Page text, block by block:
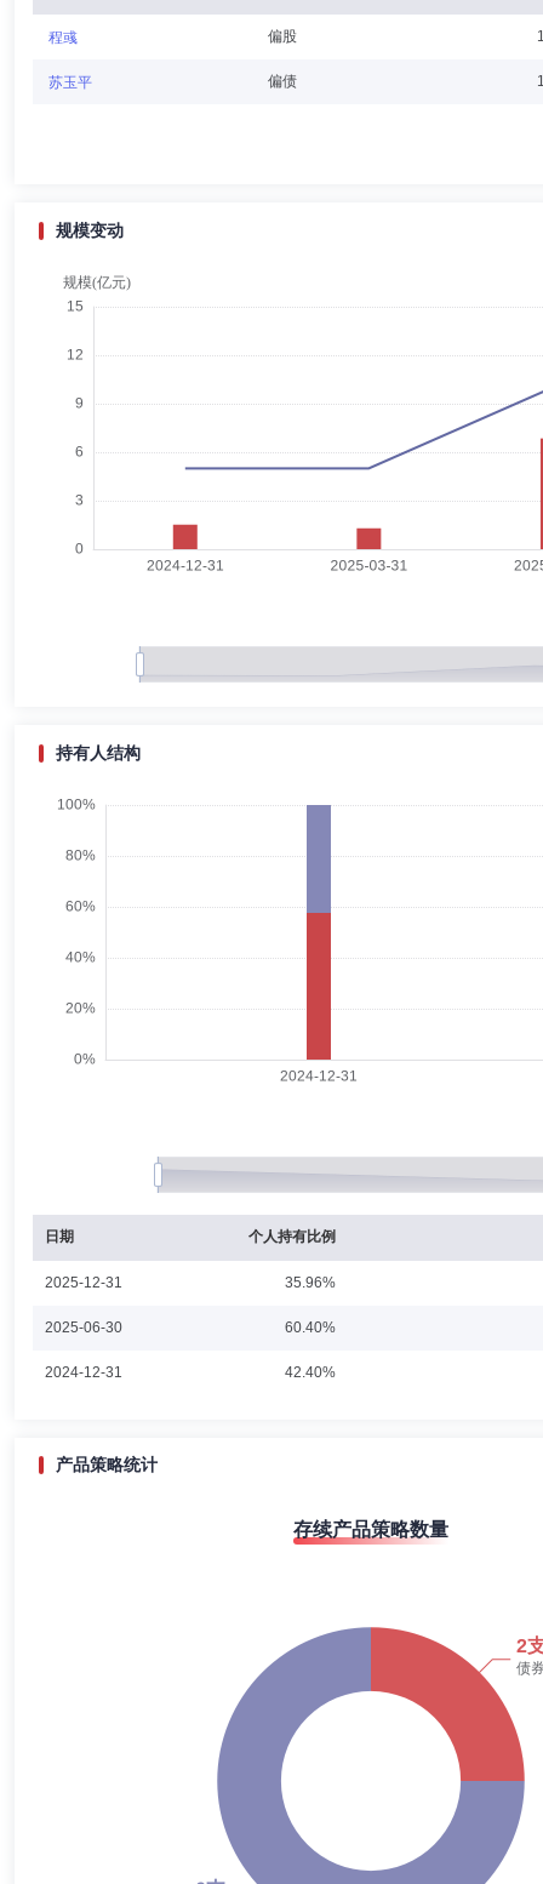
郑宇尘 董事,总经理（总裁）,投资决策委员会成员 学历
林晨先生：独立董事，现任香港大学宝光基金教授席(金融学)教授、金
美国佛罗里达大学的工商管理硕士学位、经济学硕士学位及博士学位。
任职日期：2023-09-13
谢红兵先生：监事，双学士学位。1968年入伍，历任营教导员、军直
长，杨浦支行行长；1998年调总行负责筹建基金托管部，任交通银行
冯博先生：独立董事，现任海南国际清算所股份有限公司董事长。冯
债券基金部总监，中国证监会部门副主任，大连商品交易所总经理，
限公司，曾任监察稽核经理、高级稽核经理、监察稽核部副总监、监察
Khalil Soubra 监事 学历：硕士 任职日期：2023-
Khalil Soubra先生：监事，现任安联环球投资亚太有限公司亚太区首席
管、法国运营主管、欧洲投资运营联席主管、全球中台主管。Khalil
蒋蕾女士：安联基金管理有限公司股东监事，现任安联投资有限公司
苏玉平 投资决策委员会成员
2011年2月加入华安基金管理有限公司。2011年7月起担任华安强化收
蔡文星先生：安联基金管理有限公司投资决策委员会成员、交易部总经
投资决策委员会成员 任职日期：
程彧先生：研究部总经理、特许金融分析师(CFA)，上海复旦大学国际
理，摩根士丹利房地产基金投资经理，汇丰晋信基金管理有限公司国
学历：本科 任职日期：2023-09-13
程彧 偏股
苏玉平 偏债
规模变动
持有人结构
日期 个人持有比例
2025-12-31 35.96%
2025-06-30 60.40%
2024-12-31 42.40%
产品策略统计
存续产品策略数量